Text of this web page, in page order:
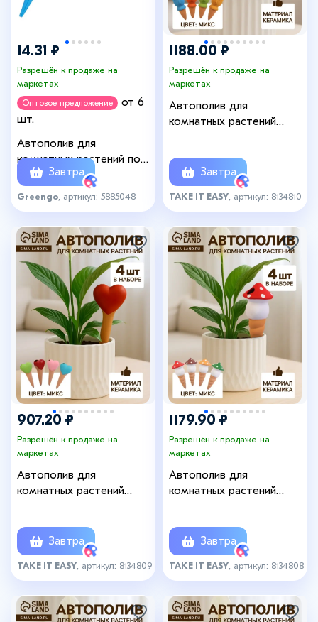
14.31 ₽
Разрешён к продаже на
маркетах
Оптовое предложение
от 6
шт.
Автополив для
комнатных растений под
бутылку, h=13.5 см,
регулируемый, с краном,
Greengo
Завтра
Greengo , артикул: 5885048
1188.00 ₽
Разрешён к продаже на
маркетах
Автополив для
комнатных растений
шт., МИКС
Завтра
TAKE IT EASY , артикул: 8134810
907.20 ₽
Разрешён к продаже на
маркетах
Автополив для
комнатных растений
МИКСЗавтра
TAKE IT EASY , артикул: 8134809
+10
1179.90 ₽
Разрешён к продаже на
маркетах
Автополив для
комнатных растений
МИКСЗавтра
TAKE IT EASY , артикул: 8134808